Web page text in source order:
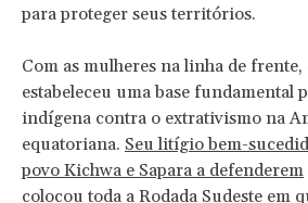
para proteger seus territórios.
Com as mulheres na linha de
estabeleceu uma base fundamental
indígena contra o extrativismo na
equatoriana. Seu litígio bem-
povo Kichwa e Sapara a defenderem
colocou toda a Rodada Sudeste em